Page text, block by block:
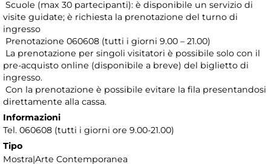
Scuole (max 30 partecipanti): è disponibile un servizio di
visite guidate; è richiesta la prenotazione del turno di
ingresso
Prenotazione 060608 (tutti i giorni 9.00 – 21.00)
La prenotazione per singoli visitatori è possibile solo con il
pre-acquisto online (disponibile a breve) del biglietto di
ingresso.
Con la prenotazione è possibile evitare la fila presentandosi
direttamente alla cassa.
Informazioni
Tel. 060608 (tutti i giorni ore 9.00-21.00)
Tipo
Mostra|Arte Contemporanea